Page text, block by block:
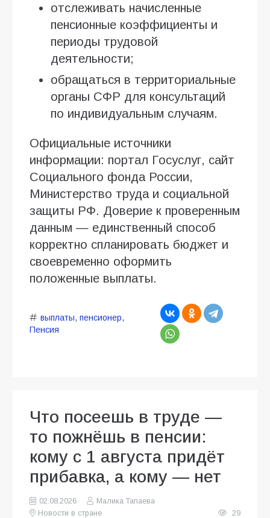
отслеживать начисленные
пенсионные коэффициенты и
периоды трудовой
деятельности;
обращаться в территориальные
органы СФР для консультаций
по индивидуальным случаям.
Официальные источники
информации: портал Госуслуг, сайт
Социального фонда России,
Министерство труда и социальной
защиты РФ. Доверие к проверенным
данным — единственный способ
корректно спланировать бюджет и
своевременно оформить
положенные выплаты.
выплаты, пенсионер,
Пенсия
Что посеешь в труде —
то пожнёшь в пенсии:
кому с 1 августа придёт
прибавка, а кому — нет
02.08.2026
Малика Тапаева
Новости в стране
29